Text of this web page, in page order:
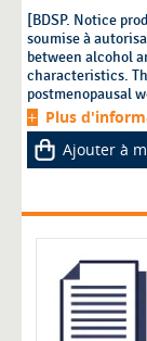
[BDSP. Notice
soumise à
between alcohol
characteristics.
postmenopausal
Plus
Ajouter à